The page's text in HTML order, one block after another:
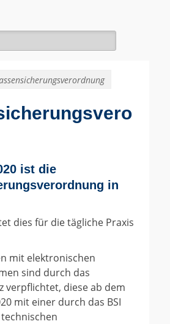
ist die
in
dies für die tägliche Praxis
mit elektronischen
sind durch das
verpflichtet, diese ab dem
mit einer durch das BSI